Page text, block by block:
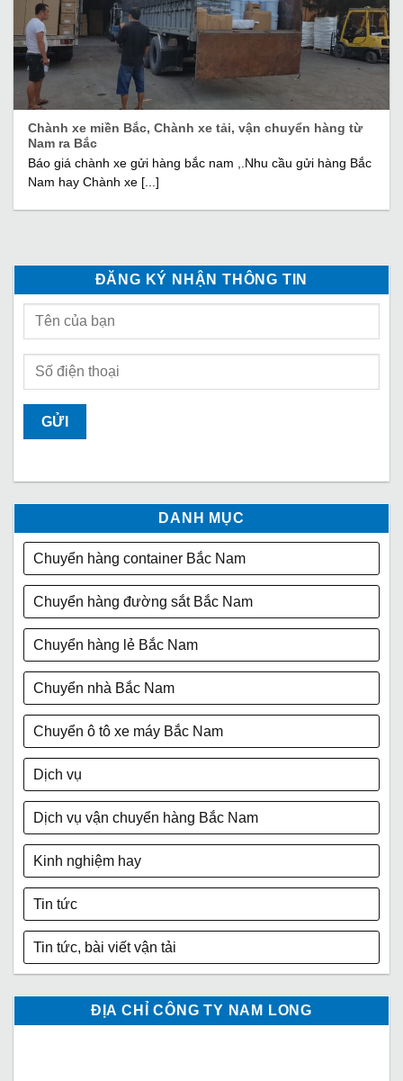
Chành xe miền Bắc, Chành xe tải, vận chuyển hàng từ
Nam ra Bắc
Báo giá chành xe gửi hàng bắc nam ,.Nhu cầu gửi hàng Bắc
Nam hay Chành xe [...]
ĐĂNG KÝ NHẬN THÔNG TIN
DANH MỤC
Chuyển hàng container Bắc Nam
Chuyển hàng đường sắt Bắc Nam
Chuyển hàng lẻ Bắc Nam
Chuyển nhà Bắc Nam
Chuyển ô tô xe máy Bắc Nam
Dịch vụ
Dịch vụ vận chuyển hàng Bắc Nam
Kinh nghiệm hay
Tin tức
Tin tức, bài viết vận tải
ĐỊA CHỈ CÔNG TY NAM LONG